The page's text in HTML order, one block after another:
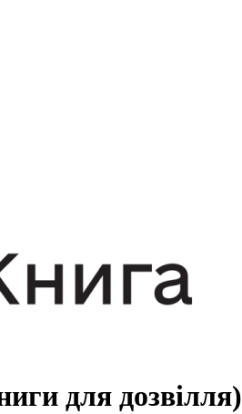
для дозвілля)